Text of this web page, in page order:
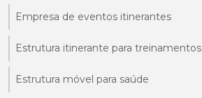
Empresa de eventos itinerantes
Estrutura itinerante para treinamentos
Estrutura móvel para saúde